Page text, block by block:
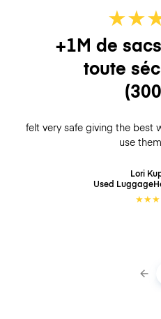
★★
+1M de
toute
felt very safe giving the best
use
Lori
Used
★★★